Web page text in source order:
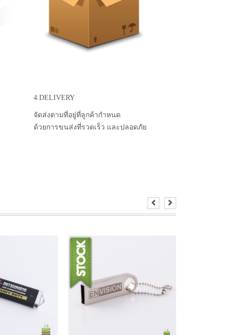
4.DELIVERY
จัดส่งตามที่อยู่ที่ลูกค้ากำหนด
ด้วยการขนส่งที่รวดเร็ว และปลอดภัย